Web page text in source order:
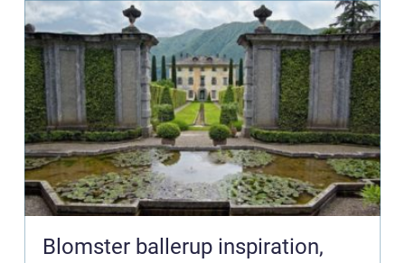
Blomster ballerup inspiration,